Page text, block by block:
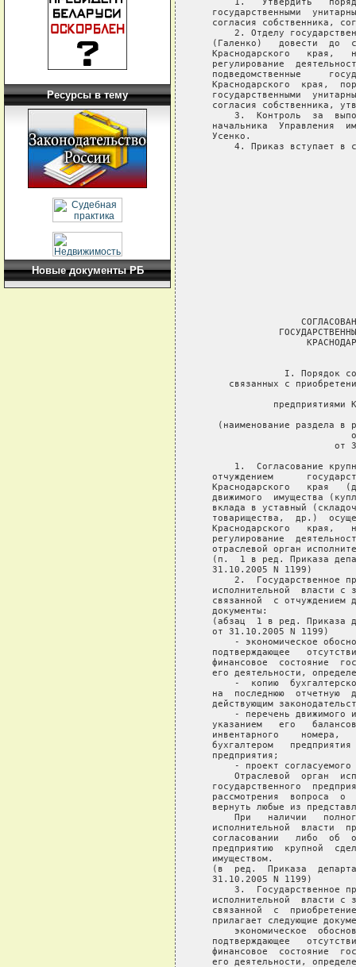
Ресурсы в тему
Новые документы РБ